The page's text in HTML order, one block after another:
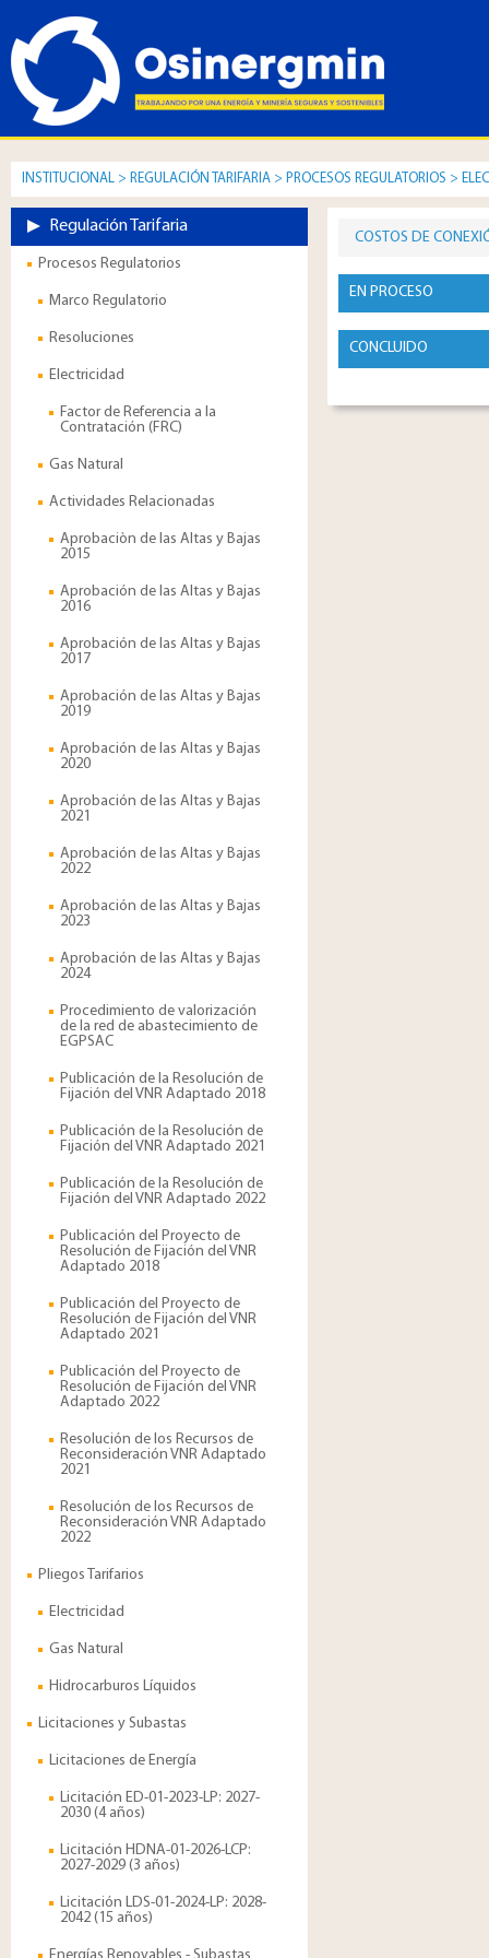
INSTITUCIONAL > REGULACIÓN TARIFARIA > PROCESOS REGULATORIOS >
COSTOS DE
EN PROCESO
CONCLUIDO
Regulación Tarifaria
Procesos Regulatorios
Marco Regulatorio
Resoluciones
Electricidad
Factor de Referencia a la
Contratación (FRC)
Gas Natural
Actividades Relacionadas
Aprobaciòn de las Altas y Bajas
2015
Aprobación de las Altas y Bajas
2016
Aprobación de las Altas y Bajas
2017
Aprobación de las Altas y Bajas
2019
Aprobación de las Altas y Bajas
2020
Aprobación de las Altas y Bajas
2021
Aprobación de las Altas y Bajas
2022
Aprobación de las Altas y Bajas
2023
Aprobación de las Altas y Bajas
2024
Procedimiento de valorización
de la red de abastecimiento de
EGPSAC
Publicación de la Resolución de
Fijación del VNR Adaptado 2018
Publicación de la Resolución de
Fijación del VNR Adaptado 2021
Publicación de la Resolución de
Fijación del VNR Adaptado 2022
Publicación del Proyecto de
Resolución de Fijación del VNR
Adaptado 2018
Publicación del Proyecto de
Resolución de Fijación del VNR
Adaptado 2021
Publicación del Proyecto de
Resolución de Fijación del VNR
Adaptado 2022
Resolución de los Recursos de
Reconsideración VNR Adaptado
2021
Resolución de los Recursos de
Reconsideración VNR Adaptado
2022
Pliegos Tarifarios
Electricidad
Gas Natural
Hidrocarburos Líquidos
Licitaciones y Subastas
Licitaciones de Energía
Licitación ED-01-2023-LP: 2027-
2030 (4 años)
Licitación HDNA-01-2026-LCP:
2027-2029 (3 años)
Licitación LDS-01-2024-LP: 2028-
2042 (15 años)